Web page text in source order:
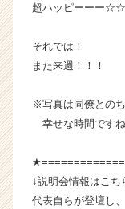
超ハッピーーー
それでは！
また来週！！！
※写真は同僚との
幸せな時間です
↓説明会情報はこち
代表自らが登壇し